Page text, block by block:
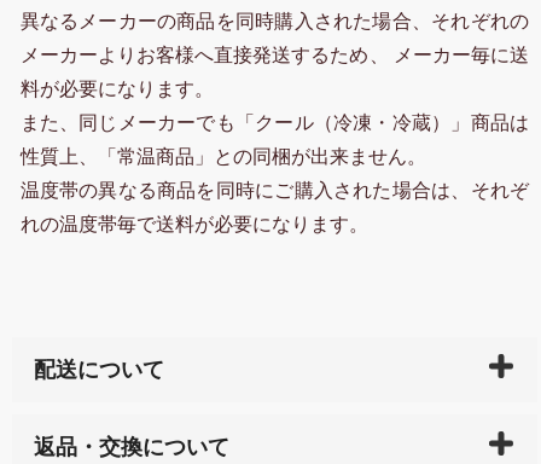
異なるメーカーの商品を同時購入された場合、それぞれの
メーカーよりお客様へ直接発送するため、 メーカー毎に送
料が必要になります。
また、同じメーカーでも「クール（冷凍・冷蔵）」商品は
性質上、「常温商品」との同梱が出来ません。
温度帯の異なる商品を同時にご購入された場合は、それぞ
れの温度帯毎で送料が必要になります。
配送について
天ペイ」の方はご注文受付後）、 長崎県下全域に点在
返品・交換について